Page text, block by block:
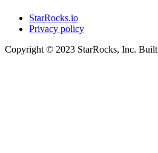
StarRocks.io
Privacy policy
Copyright © 2023 StarRocks, Inc.